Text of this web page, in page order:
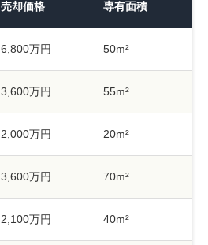
売却価格 専有面積
6,800万円 50m²
3,600万円 55m²
2,000万円 20m²
3,600万円 70m²
2,100万円 40m²